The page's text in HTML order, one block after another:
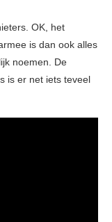
OK, het
is dan ook alles
noemen. De
is er net iets teveel